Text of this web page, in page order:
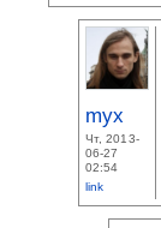
myx
Чт, 2013-
06-27
02:54
link